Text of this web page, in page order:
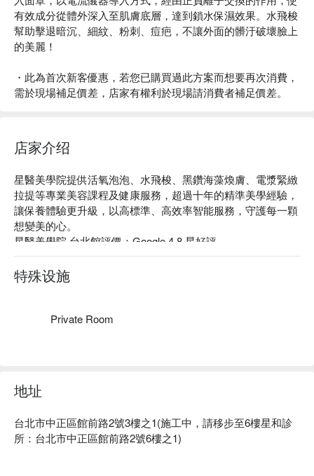
有效成分從體外深入至肌膚底層，達到鎖水保濕效果。水飛梭
幫助擊退暗沉、細紋、粉刺、痘疤，不讓外面的髒汙破壞臉上
的美麗！
・此為首次新客優惠，若您已購買過此方案而想要再次消費，
需於現場補足價差，店家有權利於現場請消費者補足價差。
店家介绍
星醫美學院提供活氧泡泡、水飛梭、黑鑽海藻煥膚、電漿緊緻
拉提等專業美容課程及健康服務，超過十年的精準美學經驗，
讓保養體驗更升級，以高標準、高效率智能服務，守護每一顆
想變美的心。
星醫美學院 台北館評價：Google 4.8 星好評
星醫美學院 台北館服務 : 健康、保養、保健
星醫美學院 台北館預約、星醫美學院 台北館價格、星醫美學
院 台北館優惠立刻查看⬇︎
特殊设施
Private Room
地址
台北市中正區館前路2號3樓之1(施工中，請移步至6樓星和診
所：台北市中正區館前路2號6樓之1)